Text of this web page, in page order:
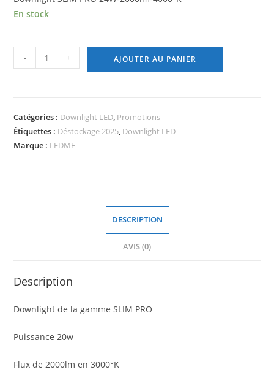
En stock
quantité
de
PRO
20W-
2000lm-
- + AJOUTER AU PANIER
Catégories : Downlight LED, Promotions
Étiquettes : Déstockage 2025, Downlight LED
Marque : LEDME
DESCRIPTION
AVIS (0)
Description
Downlight de la gamme SLIM PRO
Puissance 20w
Flux de 2000lm en 3000°K